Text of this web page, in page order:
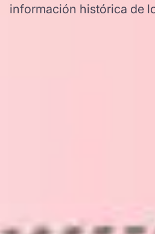
información histórica de